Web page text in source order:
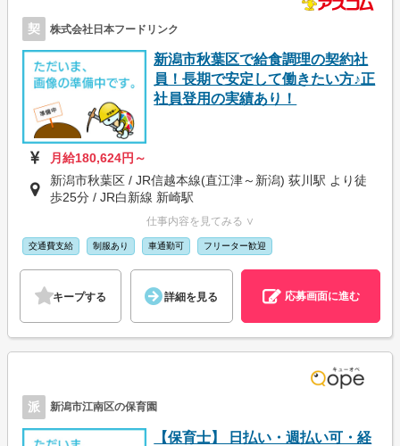
契 株式会社日本フードリンク
新潟市秋葉区で給食調理の契約社
員！長期で安定して働きたい方♪正
社員登用の実績あり！
月給180,624円～
新潟市秋葉区 / JR信越本線(直江津～新潟) 荻川駅 より徒
歩25分 / JR白新線 新崎駅
仕事内容を見てみる ∨
交通費支給 制服あり 車通勤可 フリーター歓迎
キープする 詳細を見る 応募画面に進む
派 新潟市江南区の保育園
【保育士】 日払い・週払い可・経